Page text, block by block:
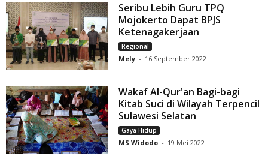
Seribu Lebih Guru TPQ
Mojokerto Dapat BPJS
Ketenagakerjaan
Regional
Mely - 16 September 2022
Wakaf Al-Qur'an Bagi-bagi
Kitab Suci di Wilayah Terpencil
Sulawesi Selatan
Gaya Hidup
MS Widodo - 19 Mei 2022